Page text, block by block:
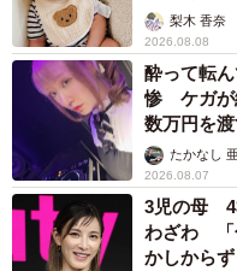
梨木 香奈
2026.08.08
酔って転
惨 ケガが
数万円を
たかなし
2026.08.07
3児の母
わざわ 「
かしからず